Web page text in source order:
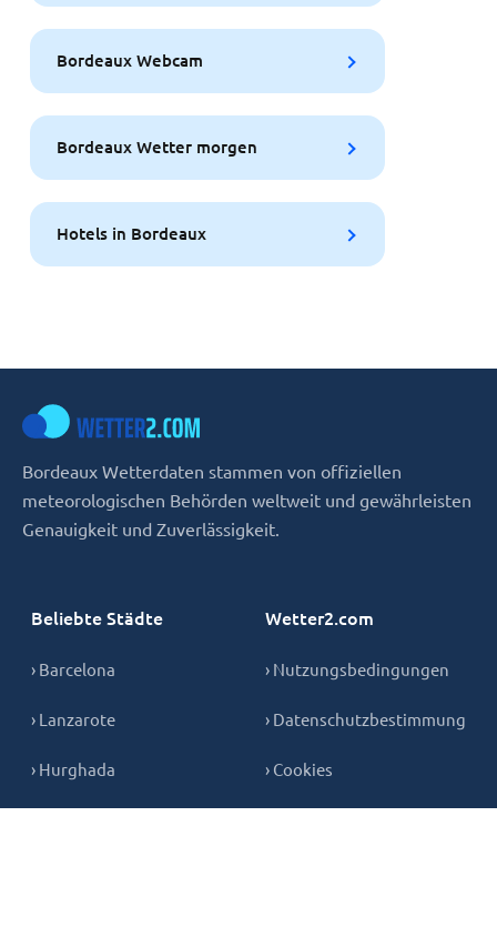
Bordeaux Webcam
Bordeaux Wetter morgen
Hotels in Bordeaux
Bordeaux Wetterdaten stammen von offiziellen
meteorologischen Behörden weltweit und gewährleisten
Genauigkeit und Zuverlässigkeit.
Beliebte Städte
› Barcelona
› Lanzarote
› Hurghada
Wetter2.com
› Nutzungsbedingungen
› Datenschutzbestimmung
› Cookies